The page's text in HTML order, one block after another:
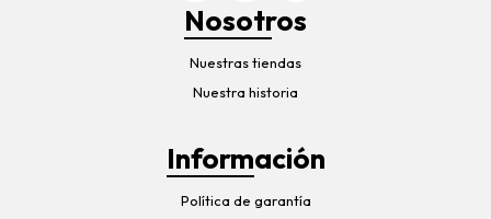
Nosotros
Nuestras tiendas
Nuestra historia
Información
Política de garantía